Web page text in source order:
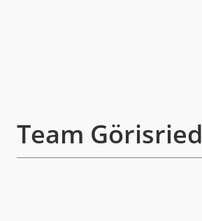
Team Görisried